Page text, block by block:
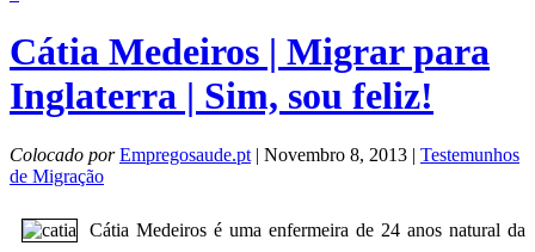
Cátia Medeiros | Migrar para
Inglaterra | Sim, sou feliz!
Colocado por Empregosaude.pt | Novembro 8, 2013 | Testemunhos
de Migração
Cátia Medeiros é uma enfermeira de 24 anos natural da